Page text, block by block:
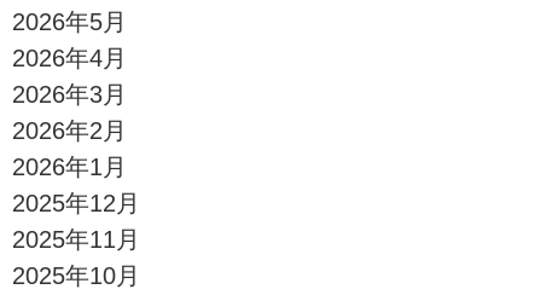
2026年5月
2026年4月
2026年3月
2026年2月
2026年1月
2025年12月
2025年11月
2025年10月